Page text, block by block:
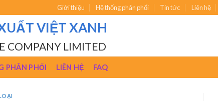
Giới thiệu Hệ thống phân phối Tin tức Liên hệ
VIỆT XANH
COMPANY LIMITED
PHÂN PHỐI LIÊN HỆ FAQ